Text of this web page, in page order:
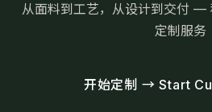
从面料到工艺，从设计到交付 —
定制服务
开始定制 → Start